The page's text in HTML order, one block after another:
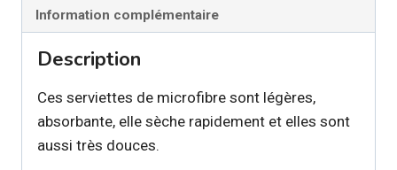
Information complémentaire
Description
Ces serviettes de microfibre sont légères,
absorbante, elle sèche rapidement et elles sont
aussi très douces.